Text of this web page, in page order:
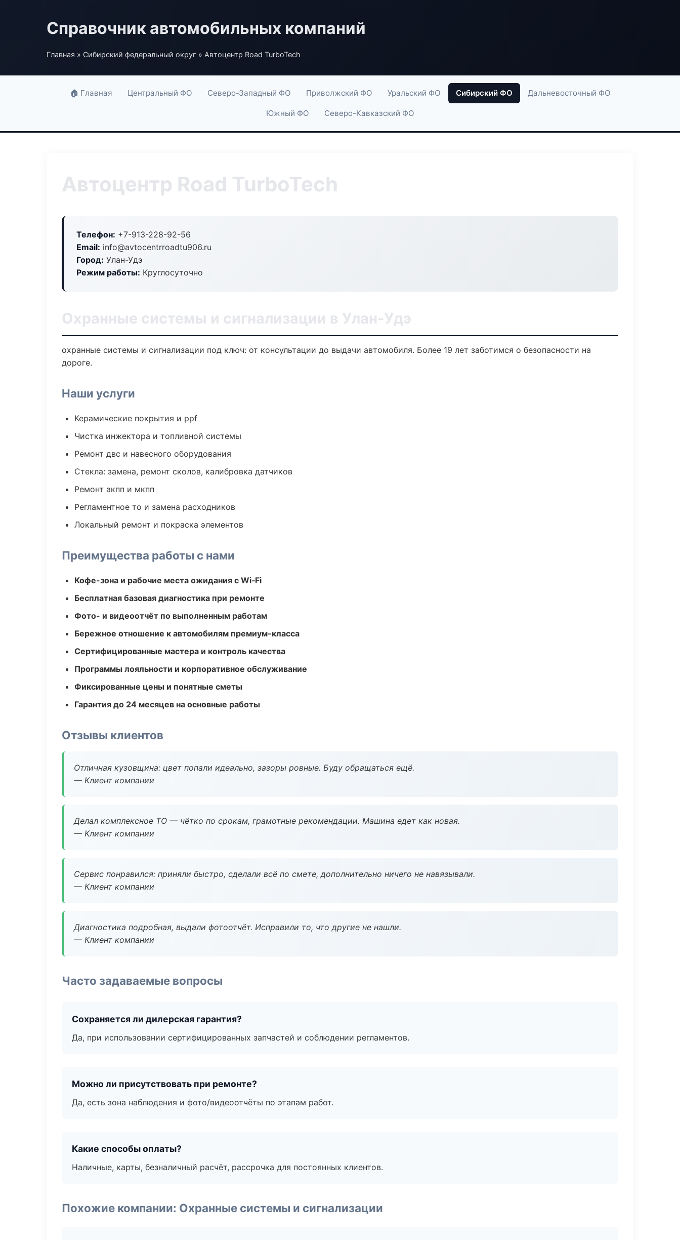
Справочник автомобильных компаний
Главная » Сибирский федеральный округ » Автоцентр Road TurboTech
🏠 Главная Центральный ФО Северо-Западный ФО Приволжский ФО Уральский ФО Сибирский ФО Дальневосточный ФО
Южный ФО Северо-Кавказский ФО
Автоцентр Road TurboTech
Телефон: +7-913-228-92-56
Email: info@avtocentrroadtu906.ru
Город: Улан-Удэ
Режим работы: Круглосуточно
Охранные системы и сигнализации в Улан-Удэ
охранные системы и сигнализации под ключ: от консультации до выдачи автомобиля. Более 19 лет заботимся о безопасности на
дороге.
Наши услуги
Керамические покрытия и ppf
Чистка инжектора и топливной системы
Ремонт двс и навесного оборудования
Стекла: замена, ремонт сколов, калибровка датчиков
Ремонт акпп и мкпп
Регламентное то и замена расходников
Локальный ремонт и покраска элементов
Преимущества работы с нами
Кофе-зона и рабочие места ожидания с Wi‑Fi
Бесплатная базовая диагностика при ремонте
Фото- и видеоотчёт по выполненным работам
Бережное отношение к автомобилям премиум-класса
Сертифицированные мастера и контроль качества
Программы лояльности и корпоративное обслуживание
Фиксированные цены и понятные сметы
Гарантия до 24 месяцев на основные работы
Отзывы клиентов
Отличная кузовщина: цвет попали идеально, зазоры ровные. Буду обращаться ещё.
— Клиент компании
Делал комплексное ТО — чётко по срокам, грамотные рекомендации. Машина едет как новая.
— Клиент компании
Сервис понравился: приняли быстро, сделали всё по смете, дополнительно ничего не навязывали.
— Клиент компании
Диагностика подробная, выдали фотоотчёт. Исправили то, что другие не нашли.
— Клиент компании
Часто задаваемые вопросы
Сохраняется ли дилерская гарантия?
Да, при использовании сертифицированных запчастей и соблюдении регламентов.
Можно ли присутствовать при ремонте?
Да, есть зона наблюдения и фото/видеоотчёты по этапам работ.
Какие способы оплаты?
Наличные, карты, безналичный расчёт, рассрочка для постоянных клиентов.
Похожие компании: Охранные системы и сигнализации